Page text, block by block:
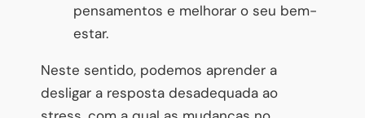
pensamentos e melhorar o seu bem-
estar.
Neste sentido, podemos aprender a
desligar a resposta desadequada ao